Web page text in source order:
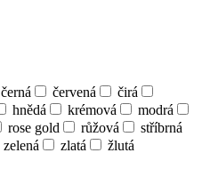
černá červená
čirá
hnědá krémová
modrá
rose gold růžová
stříbrná
zelená zlatá žlutá